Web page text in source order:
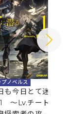
ノベルス
も今日とて迷
～Lv.チート